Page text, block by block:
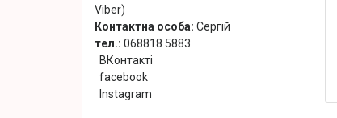
Viber)
Контактна особа: Сергій
тел.: 068818 5883
ВКонтакті
facebook
Instagram